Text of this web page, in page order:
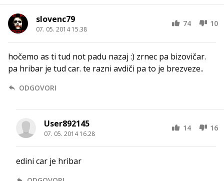
slovenc79
07. 05. 2014 15.38
74 10
hočemo as ti tud not padu nazaj :) zrnec pa bizovičar.
pa hribar je tud car. te razni avdiči pa to je brezveze..
ODGOVORI
User892145
07. 05. 2014 16.28
14 16
edini car je hribar